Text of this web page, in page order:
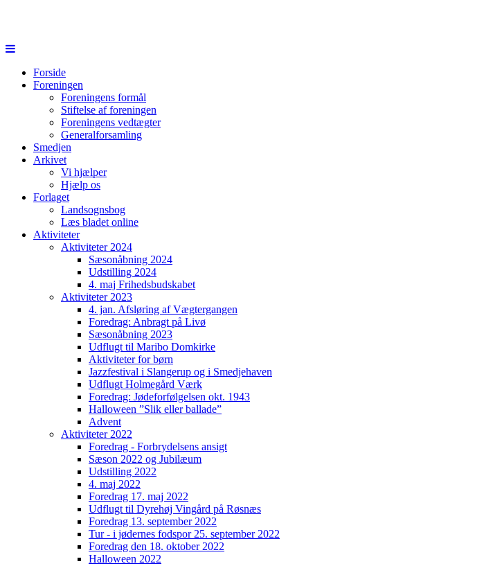
Forside
Foreningen
Foreningens formål
Stiftelse af foreningen
Foreningens vedtægter
Generalforsamling
Smedjen
Arkivet
Vi hjælper
Hjælp os
Forlaget
Landsognsbog
Læs bladet online
Aktiviteter
Aktiviteter 2024
Sæsonåbning 2024
Udstilling 2024
4. maj Frihedsbudskabet
Aktiviteter 2023
4. jan. Afsløring af Vægtergangen
Foredrag: Anbragt på Livø
Sæsonåbning 2023
Udflugt til Maribo Domkirke
Aktiviteter for børn
Jazzfestival i Slangerup og i Smedjehaven
Udflugt Holmegård Værk
Foredrag: Jødeforfølgelsen okt. 1943
Halloween ”Slik eller ballade”
Advent
Aktiviteter 2022
Foredrag - Forbrydelsens ansigt
Sæson 2022 og Jubilæum
Udstilling 2022
4. maj 2022
Foredrag 17. maj 2022
Udflugt til Dyrehøj Vingård på Røsnæs
Foredrag 13. september 2022
Tur - i jødernes fodspor 25. september 2022
Foredrag den 18. oktober 2022
Halloween 2022